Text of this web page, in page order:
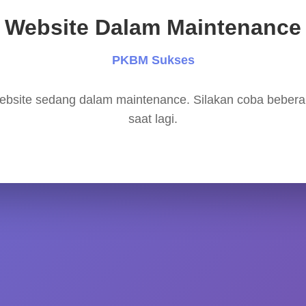
Website Dalam Maintenance
PKBM Sukses
sedang dalam maintenance. Silakan coba
saat lagi.